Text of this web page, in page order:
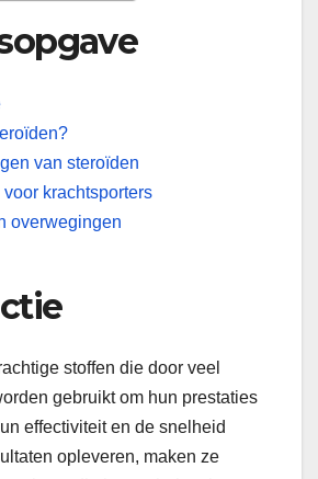
van steroïden
krachtsporters
overwegingen
stoffen die door veel
gebruikt om hun prestaties
effectiviteit en de snelheid
opleveren, maken ze